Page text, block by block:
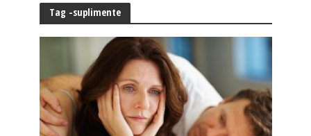
Tag -suplimente